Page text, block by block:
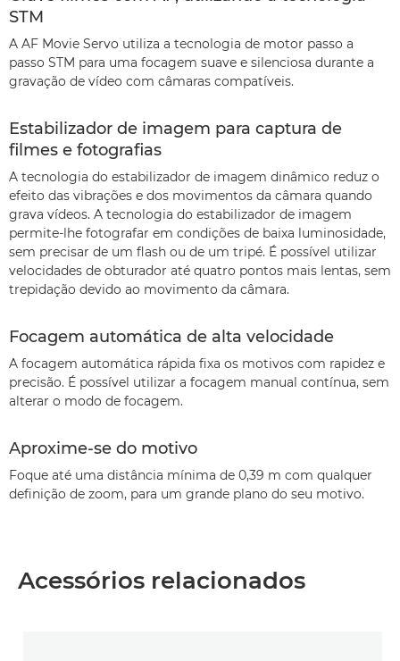
STM
A AF Movie Servo utiliza a tecnologia de motor passo a
passo STM para uma focagem suave e silenciosa durante a
gravação de vídeo com câmaras compatíveis.
Estabilizador de imagem para captura de
filmes e fotografias
A tecnologia do estabilizador de imagem dinâmico reduz o
efeito das vibrações e dos movimentos da câmara quando
grava vídeos. A tecnologia do estabilizador de imagem
permite-lhe fotografar em condições de baixa luminosidade,
sem precisar de um flash ou de um tripé. É possível utilizar
velocidades de obturador até quatro pontos mais lentas, sem
trepidação devido ao movimento da câmara.
Focagem automática de alta velocidade
A focagem automática rápida fixa os motivos com rapidez e
precisão. É possível utilizar a focagem manual contínua, sem
alterar o modo de focagem.
Aproxime-se do motivo
Foque até uma distância mínima de 0,39 m com qualquer
definição de zoom, para um grande plano do seu motivo.
Acessórios relacionados